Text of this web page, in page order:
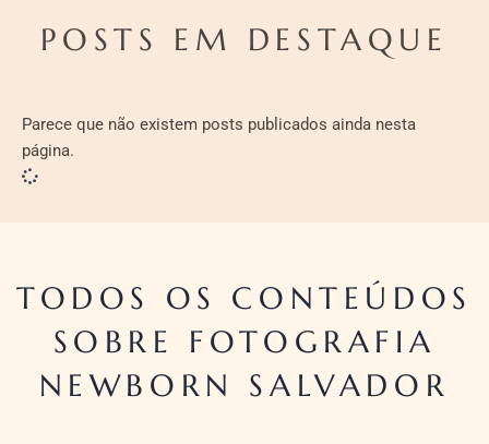
POSTS EM DESTAQUE
Parece que não existem posts publicados ainda nesta
página.
TODOS OS CONTEÚDOS
SOBRE FOTOGRAFIA
NEWBORN SALVADOR